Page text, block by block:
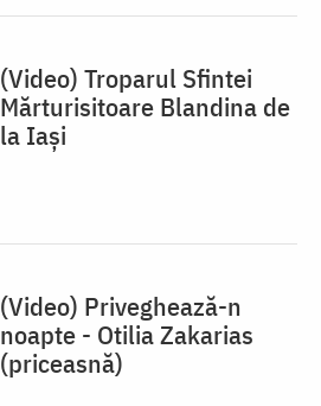
(Video) Troparul Sfintei
Mărturisitoare Blandina de
la Iași
(Video) Priveghează-n
noapte - Otilia Zakarias
(priceasnă)